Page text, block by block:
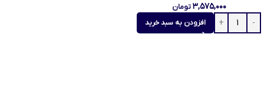
۳,۵۷۵,۰۰۰ تومان
افزودن به سبد خرید